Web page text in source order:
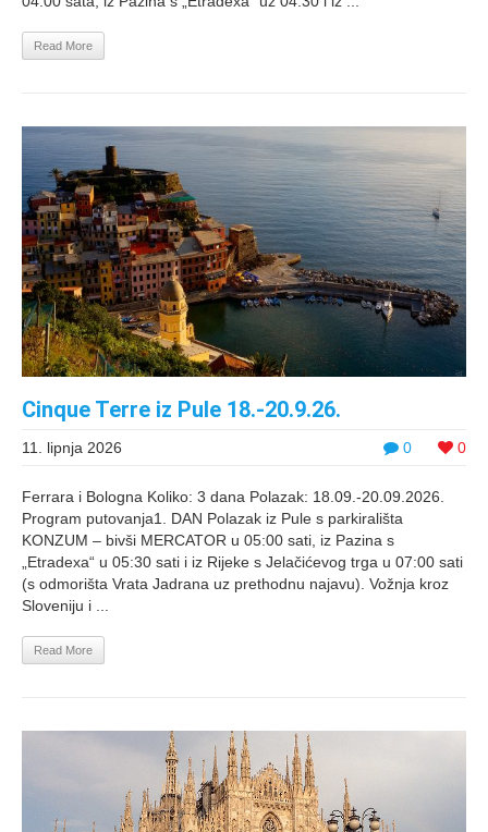
Read More
Cinque Terre iz Pule 18.-20.9.26.
0 0
11. lipnja 2026
Ferrara i Bologna Koliko: 3 dana Polazak: 18.09.-20.09.2026.
Program putovanja1. DAN Polazak iz Pule s parkirališta
KONZUM – bivši MERCATOR u 05:00 sati, iz Pazina s
„Etradexa“ u 05:30 sati i iz Rijeke s Jelačićevog trga u 07:00 sati
(s odmorišta Vrata Jadrana uz prethodnu najavu). Vožnja kroz
Sloveniju i ...
Read More